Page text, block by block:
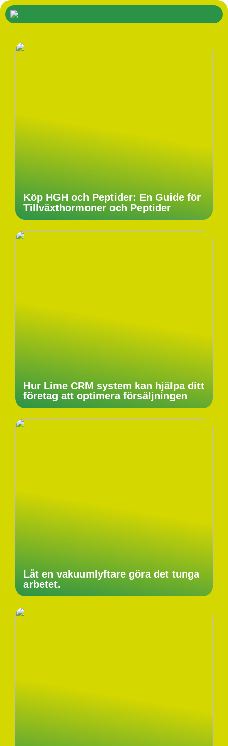
Köp HGH och Peptider: En Guide för
Tillväxthormoner och Peptider
Hur Lime CRM system kan hjälpa ditt
företag att optimera försäljningen
Låt en vakuumlyftare göra det tunga
arbetet.